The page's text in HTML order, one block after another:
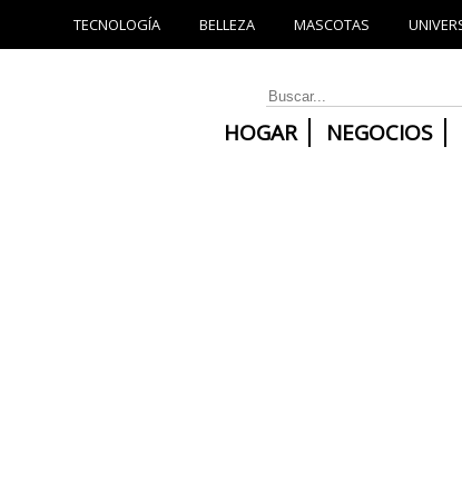
TECNOLOGÍA BELLEZA MASCOTAS
HOGAR NEGOCIOS